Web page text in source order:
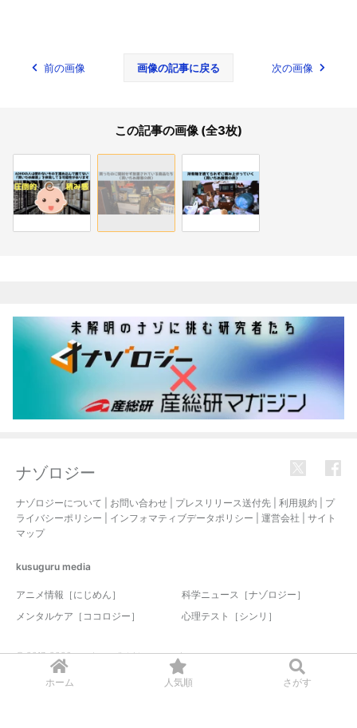
ホーム 人気順 さがす
前の画像 画像の記事に戻る 次の画像
この記事の画像 (全3枚)
ナゾロジー
ナゾロジーについて お問い合わせ プレスリリース送付先 利用規約
プ
ライバシーポリシー
インフォマティブデータポリシー 運営会社
サイト
マップ
kusuguru media
アニメ情報［にじめん］
科学ニュース［ナゾロジー］
メンタルケア［ココロジー］
心理テスト［シンリ］
© 2017-2026 nazology. all rights reserved.